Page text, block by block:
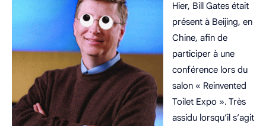
Hier, Bill Gates était
présent à Beijing, en
Chine, afin de
participer à une
conférence lors du
salon « Reinvented
Toilet Expo ». Très
assidu lorsqu’il s’agit